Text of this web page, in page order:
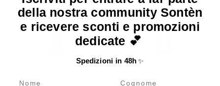
della nostra community Sontèn
e ricevere sconti e promozioni
dedicate 💕
Spedizioni in 48h✨